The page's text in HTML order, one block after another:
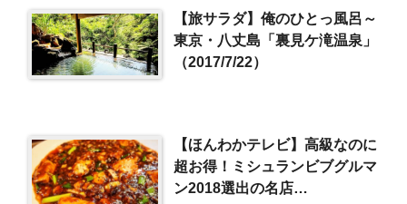
【旅サラダ】俺のひとっ風呂～
東京・八丈島「裏見ケ滝温泉」
（2017/7/22）
【ほんわかテレビ】高級なのに
超お得！ミシュランビブグルマ
ン2018選出の名店